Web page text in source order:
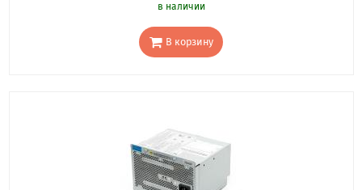
в наличии
В корзину